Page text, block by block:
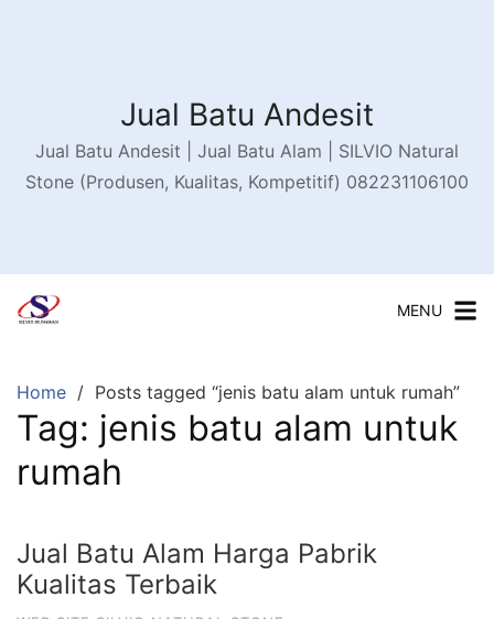
Jual Batu Andesit
Jual Batu Andesit | Jual Batu Alam | SILVIO Natural
Stone (Produsen, Kualitas, Kompetitif) 082231106100
MENU
Home Posts tagged “jenis batu alam untuk rumah”
Tag: jenis batu alam untuk
rumah
Jual Batu Alam Harga Pabrik
Kualitas Terbaik